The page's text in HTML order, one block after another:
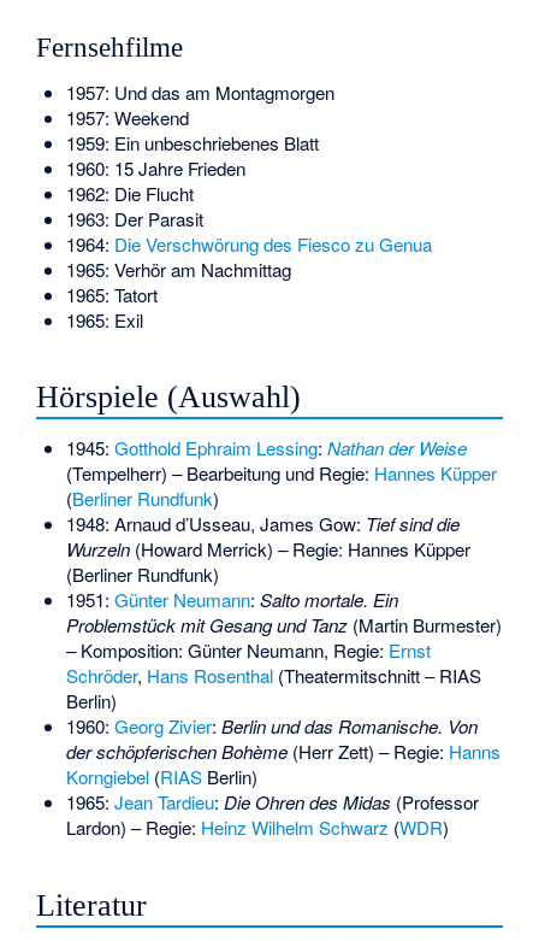
Fernsehfilme
1957: Und das am Montagmorgen
1957: Weekend
1959: Ein unbeschriebenes Blatt
1960: 15 Jahre Frieden
1962: Die Flucht
1963: Der Parasit
1964: Die Verschwörung des Fiesco zu Genua
1965: Verhör am Nachmittag
1965: Tatort
1965: Exil
Hörspiele (Auswahl)
1945: Gotthold Ephraim Lessing: Nathan der Weise
(Tempelherr) – Bearbeitung und Regie: Hannes Küpper
(Berliner Rundfunk)
1948: Arnaud d’Usseau, James Gow: Tief sind die
Wurzeln(Howard Merrick) – Regie: Hannes Küpper
(Berliner Rundfunk)
1951: Günter Neumann: Salto mortale. Ein
Problemstück mit Gesang und Tanz(Martin Burmester)
– Komposition: Günter Neumann, Regie: Ernst
Schröder, Hans Rosenthal(Theatermitschnitt – RIAS
Berlin)
1960: Georg Zivier: Berlin und das Romanische. Von
der schöpferischen Bohème(Herr Zett) – Regie: Hanns
Korngiebel(RIASBerlin)
1965: Jean Tardieu: Die Ohren des Midas (Professor
Lardon) – Regie: Heinz Wilhelm Schwarz (WDR)
Literatur